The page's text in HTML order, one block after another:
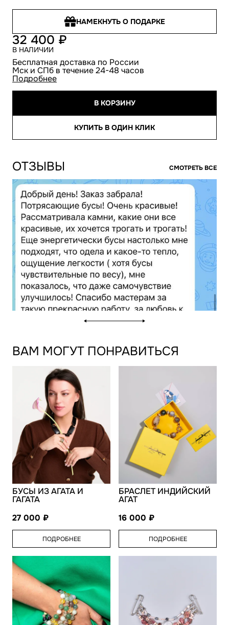
НАМЕКНУТЬ О ПОДАРКЕ
32 400
В НАЛИЧИИ
Бесплатная доставка по России
Мск и СПб в течение 24-48 часов
Подробнее
В КОРЗИНУ
КУПИТЬ В ОДИН КЛИК
ОТЗЫВЫ СМОТРЕТЬ ВСЕ
ВАМ МОГУТ ПОНРАВИТЬСЯ
БУСЫ ИЗ АГАТА И
ГАГАТА
27 000
ПОДРОБНЕЕ
БРАСЛЕТ ИНДИЙСКИЙ
АГАТ
16 000
ПОДРОБНЕЕ